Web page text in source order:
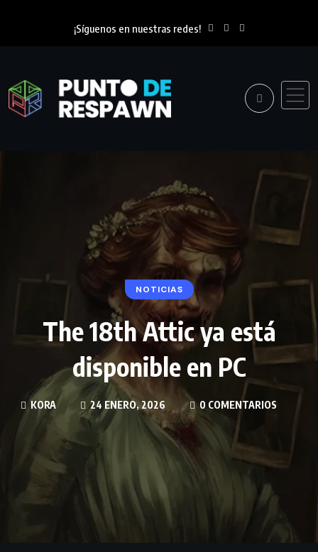
¡Síguenos en nuestras redes!
NOTICIAS
The 18th Attic ya está
disponible en PC
KORA 24 ENERO, 2026 0 COMENTARIOS